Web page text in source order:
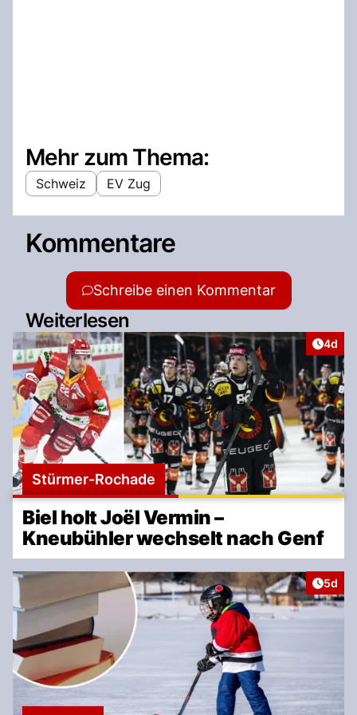
Mehr zum Thema:
Schweiz EV Zug
Kommentare
Schreibe einen Kommentar
Weiterlesen
4d
Stürmer-Rochade
Biel holt Joël Vermin –
Kneubühler wechselt nach Genf
5d